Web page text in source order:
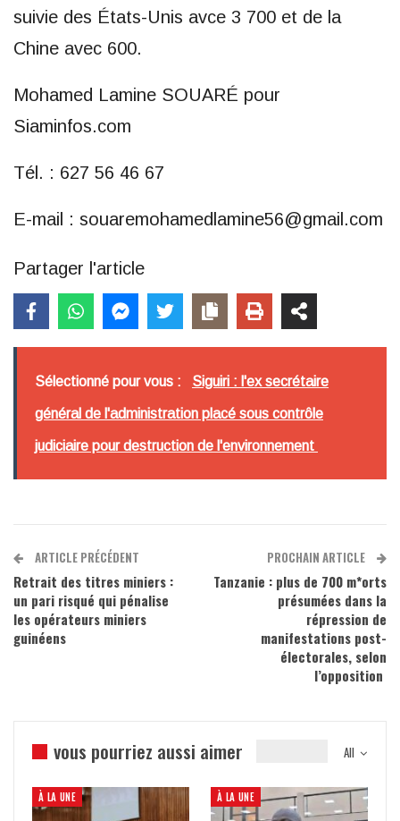
suivie des États-Unis avce 3 700 et de la
Chine avec 600.
Mohamed Lamine SOUARÉ pour
Siaminfos.com
Tél. : 627 56 46 67
E-mail : souaremohamedlamine56@gmail.com
Partager l'article
Sélectionné pour vous : Siguiri : l'ex secrétaire
général de l'administration placé sous contrôle
judiciaire pour destruction de l'environnement
ARTICLE PRÉCÉDENT
Retrait des titres miniers :
un pari risqué qui pénalise
les opérateurs miniers
guinéens
PROCHAIN ARTICLE
Tanzanie : plus de 700 m*orts
présumées dans la
répression de
manifestations post-
électorales, selon
l’opposition
All
vous pourriez aussi aimer
À LA UNE À LA UNE